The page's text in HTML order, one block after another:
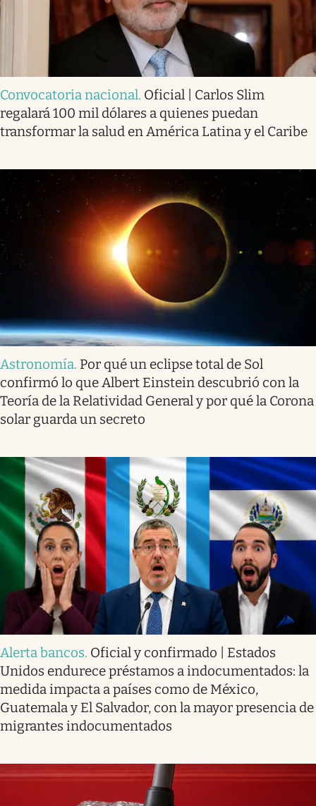
Convocatoria nacional. Oficial | Carlos Slim
regalará 100 mil dólares a quienes puedan
transformar la salud en América Latina y el Caribe
Astronomía. Por qué un eclipse total de Sol
confirmó lo que Albert Einstein descubrió con la
Teoría de la Relatividad General y por qué la Corona
solar guarda un secreto
Alerta bancos. Oficial y confirmado | Estados
Unidos endurece préstamos a indocumentados: la
medida impacta a países como de México,
Guatemala y El Salvador, con la mayor presencia de
migrantes indocumentados